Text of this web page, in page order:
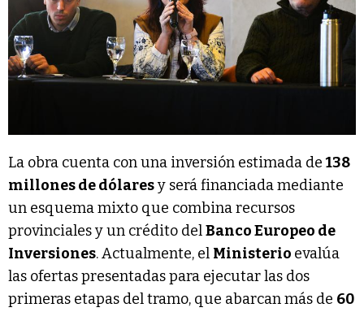
La obra cuenta con una inversión estimada de138
millones de dólaresy será financiada mediante
un esquema mixto que combina recursos
provinciales y un crédito delBanco Europeo de
Inversiones. Actualmente, el Ministerio evalúa
las ofertas presentadas para ejecutar las dos
primeras etapas del tramo, que abarcan más de 60